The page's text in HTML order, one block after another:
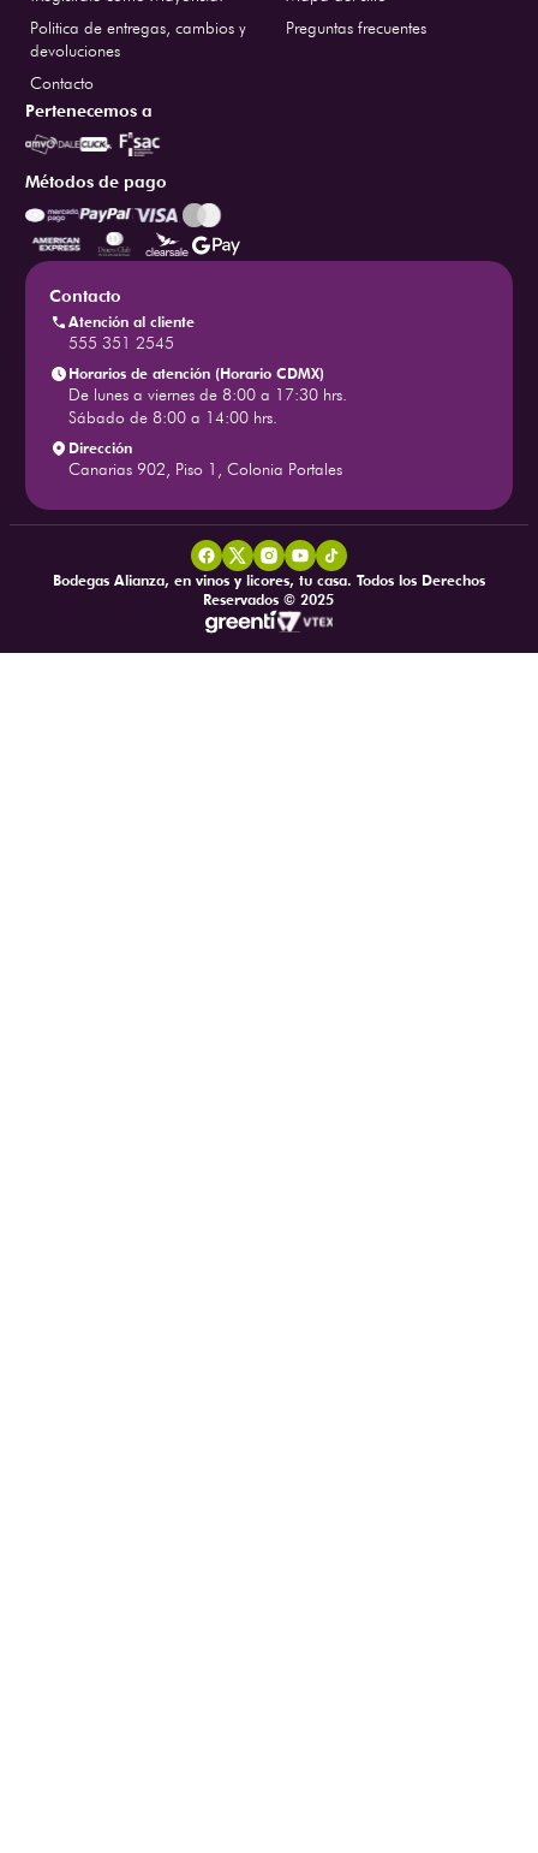
Politica de entregas, cambios y
devoluciones
Contacto
Preguntas frecuentes
Pertenecemos a
Métodos de pago
Contacto
Atención al cliente
555 351 2545
Horarios de atención (Horario CDMX)
De lunes a viernes de 8:00 a 17:30 hrs.
Sábado de 8:00 a 14:00 hrs.
Dirección
Canarias 902, Piso 1, Colonia Portales
Bodegas Alianza, en vinos y licores, tu casa. Todos los Derechos
Reservados © 2025